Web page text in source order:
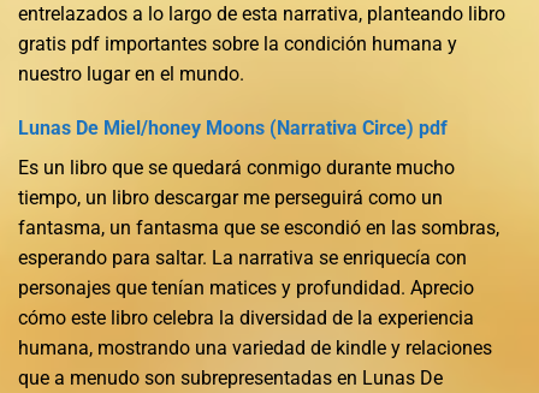
entrelazados a lo largo de esta narrativa, planteando libro
gratis pdf importantes sobre la condición humana y
nuestro lugar en el mundo.
Lunas De Miel/honey Moons (Narrativa Circe) pdf
Es un libro que se quedará conmigo durante mucho
tiempo, un libro descargar me perseguirá como un
fantasma, un fantasma que se escondió en las sombras,
esperando para saltar. La narrativa se enriquecía con
personajes que tenían matices y profundidad. Aprecio
cómo este libro celebra la diversidad de la experiencia
humana, mostrando una variedad de kindle y relaciones
que a menudo son subrepresentadas en Lunas De